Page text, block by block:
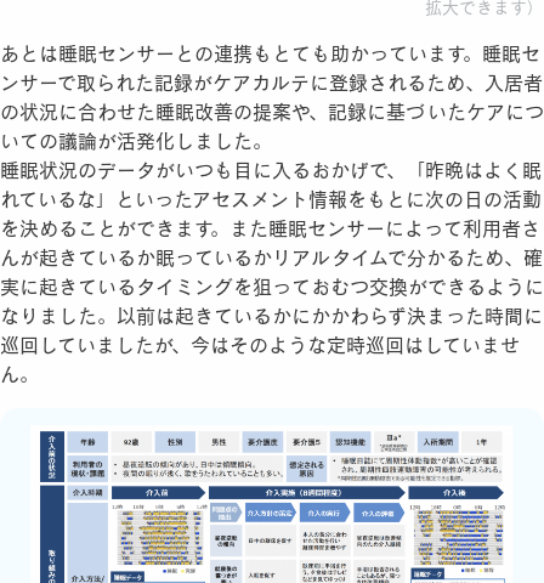
拡大できます）
あとは睡眠センサーとの連携もとても助かっています。睡眠セ
ンサーで取られた記録がケアカルテに登録されるため、入居者
の状況に合わせた睡眠改善の提案や、記録に基づいたケアにつ
いての議論が活発化しました。
睡眠状況のデータがいつも目に入るおかげで、「昨晩はよく眠
れているな」といったアセスメント情報をもとに次の日の活動
を決めることができます。また睡眠センサーによって利用者さ
んが起きているか眠っているかリアルタイムで分かるため、確
実に起きているタイミングを狙っておむつ交換ができるように
なりました。以前は起きているかにかかわらず決まった時間に
巡回していましたが、今はそのような定時巡回はしていませ
ん。